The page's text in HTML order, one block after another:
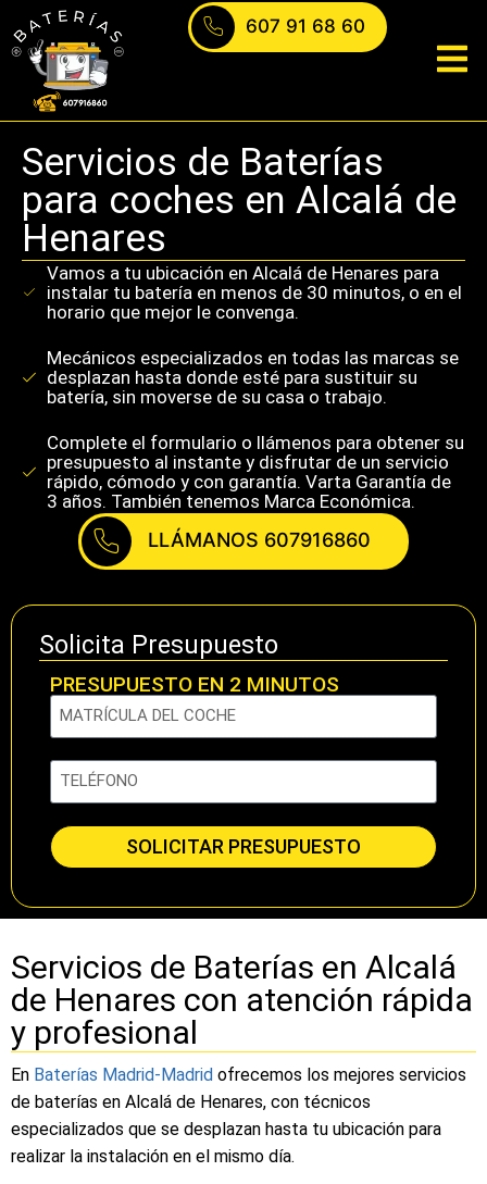
607 91 68 60
Servicios de Baterías
para coches en Alcalá de
Henares
Vamos a tu ubicación en Alcalá de Henares para
instalar tu batería en menos de 30 minutos, o en el
horario que mejor le convenga.
Mecánicos especializados en todas las marcas se
desplazan hasta donde esté para sustituir su
batería, sin moverse de su casa o trabajo.
Complete el formulario o llámenos para obtener su
presupuesto al instante y disfrutar de un servicio
rápido, cómodo y con garantía. Varta Garantía de
3 años. También tenemos Marca Económica.
LLÁMANOS 607916860
Solicita Presupuesto
PRESUPUESTO EN 2 MINUTOS
SOLICITAR PRESUPUESTO
Servicios de Baterías en Alcalá
de Henares con atención rápida
y profesional
En Baterías Madrid-Madrid ofrecemos los mejores servicios
de baterías en Alcalá de Henares, con técnicos
especializados que se desplazan hasta tu ubicación para
realizar la instalación en el mismo día.